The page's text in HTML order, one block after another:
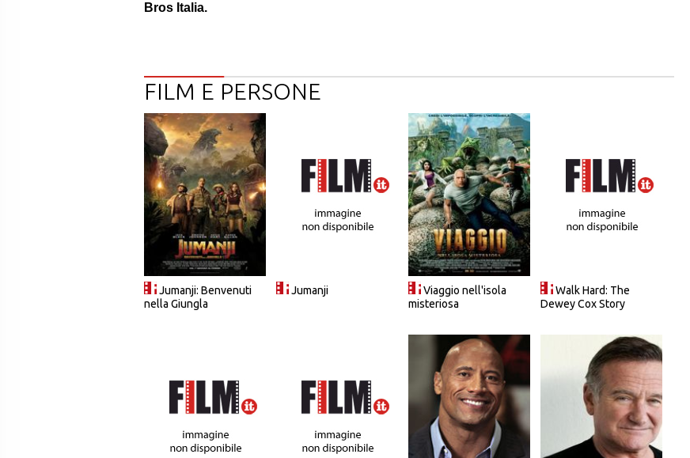
Bros Italia.
FILM E PERSONE
Jumanji: Benvenuti
nella Giungla
Jumanji
Viaggio nell'isola
misteriosa
Walk Hard: The
Dewey Cox Story